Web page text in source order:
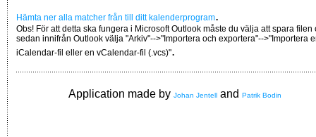
Hämta ner alla matcher från till ditt kalenderprogram.
Obs! För att detta ska fungera i Microsoft Outlook måste du välja att spara filen
sedan innifrån Outlook välja "Arkiv"-->"Importera och exportera"-->"Importera
iCalendar-fil eller en vCalendar-fil (.vcs)".
Application made by Johan Jentell and Patrik Bodin